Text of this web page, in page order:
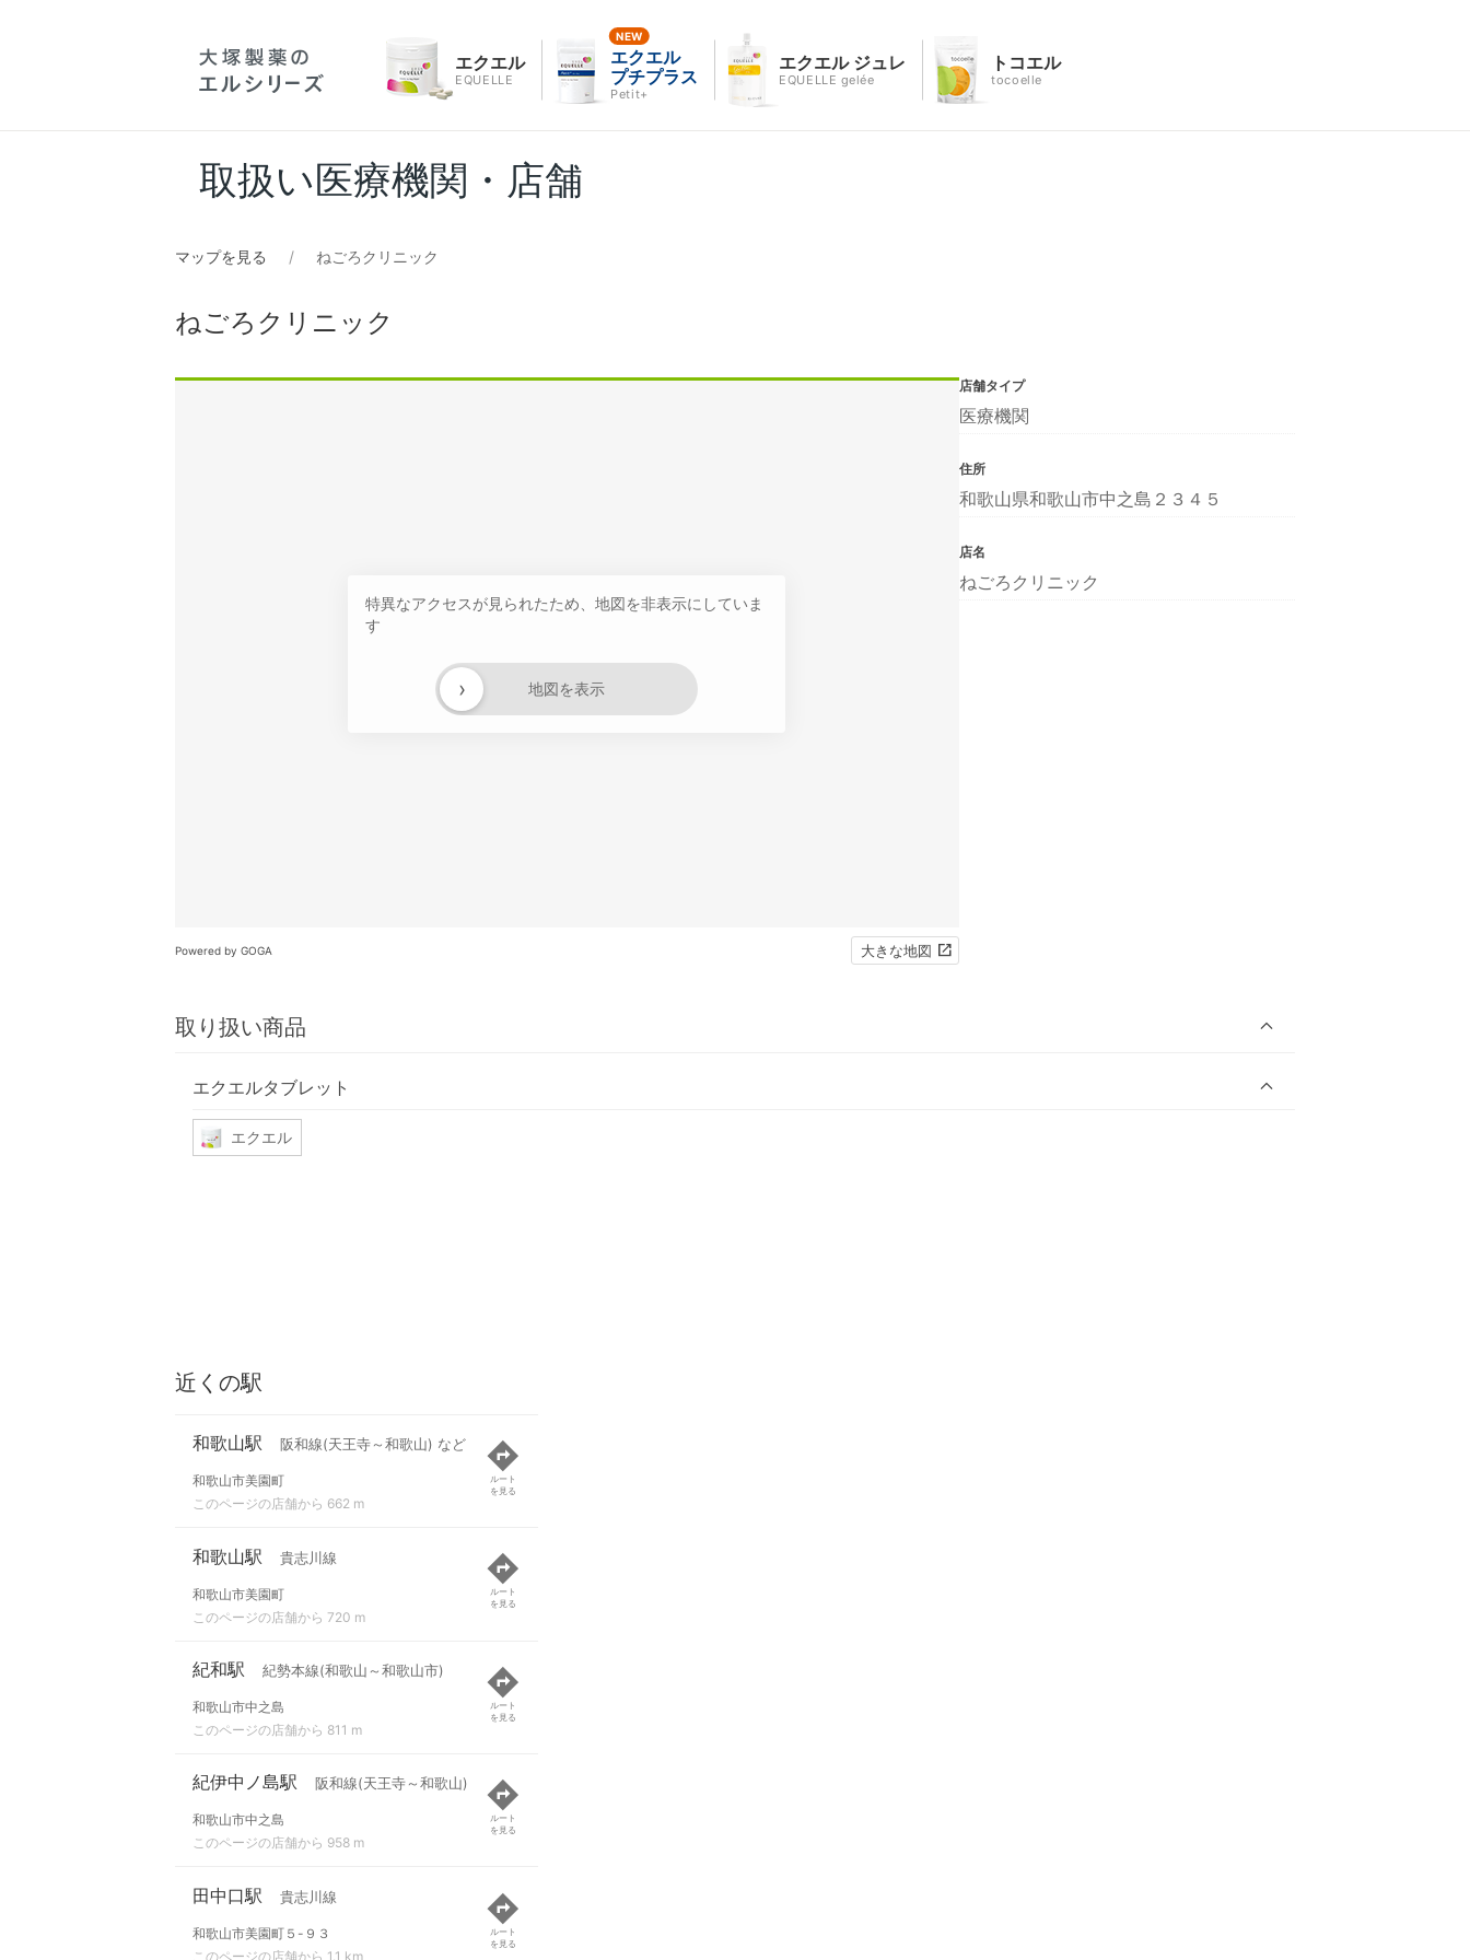
エクエル
EQUELLE
エクエル
プチプラス
Petit+
エクエル ジュレ
EQUELLE gelée
トコエル
tocoelle
取扱い医療機関・店舗
マップを見る ねごろクリニック
ねごろクリニック
特異なアクセスが見られたため、地図を非表示にしていま
す
地図を表示
›
Powered by GOGA 大きな地図
取り扱い商品
エクエルタブレット
エクエル
店舗タイプ
医療機関
住所
和歌山県和歌山市中之島２３４５
店名
ねごろクリニック
近くの駅
和歌山駅 阪和線(天王寺～和歌山) など
和歌山市美園町
このページの店舗から 662 m
ルート
を見る
和歌山駅 貴志川線
和歌山市美園町
このページの店舗から 720 m
ルート
を見る
紀和駅 紀勢本線(和歌山～和歌山市)
和歌山市中之島
このページの店舗から 811 m
ルート
を見る
紀伊中ノ島駅 阪和線(天王寺～和歌山)
和歌山市中之島
このページの店舗から 958 m
ルート
を見る
田中口駅 貴志川線
和歌山市美園町５-９３
このページの店舗から 1.1 km
ルート
を見る